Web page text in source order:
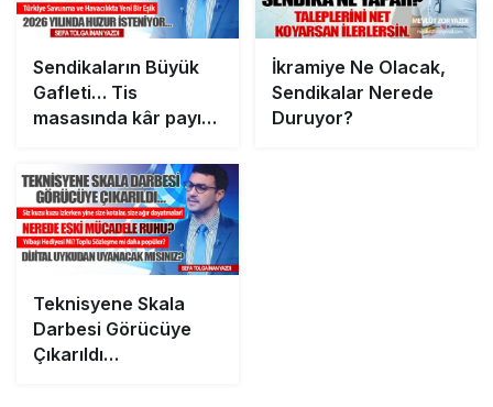
Sendikaların Büyük
Gafleti… Tis
masasında kâr payı
İkramiye Ne Olacak,
Sendikalar Nerede
Duruyor?
Teknisyene Skala
Darbesi Görücüye
Çıkarıldı…